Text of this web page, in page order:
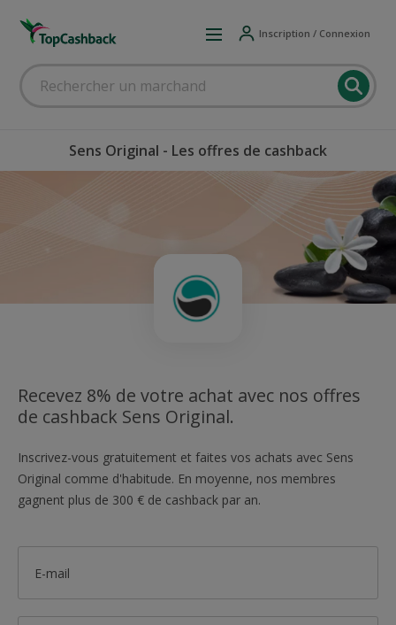
Inscription / Connexion
Sens Original - Les offres de cashback
Recevez 8% de votre achat avec nos offres
de cashback Sens Original.
Inscrivez-vous gratuitement et faites vos achats avec Sens
Original comme d'habitude. En moyenne, nos membres
gagnent plus de 300 € de cashback par an.
E-mail